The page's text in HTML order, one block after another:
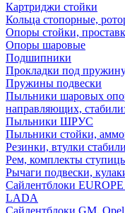
Картриджи стойки
Кольца стопорные,
Опоры стойки,
Опоры шаровые
Подшипники
Прокладки под
Пружины подвески
Пыльники шаровых
направляющих,
Пыльники ШРУС
Пыльники стойки,
Резинки, втулки
Рем, комплекты
Рычаги подвески,
Сайлентблоки
LADA
Сайлентблоки GM,